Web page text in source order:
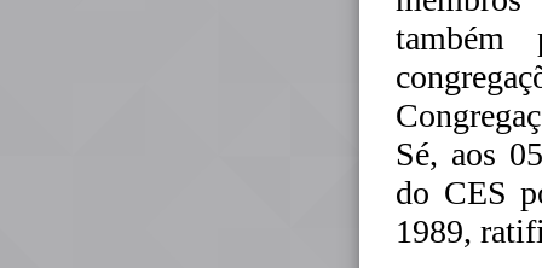
também
Sé, aos
do CES
1989,